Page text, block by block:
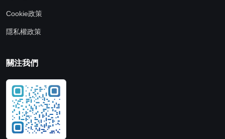
Cookie政策
隱私權政策
關注我們